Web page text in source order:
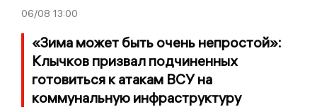
06/08 13:00
«Зима может быть очень непростой»:
Клычков призвал подчиненных
готовиться к атакам ВСУ на
коммунальную инфраструктуру